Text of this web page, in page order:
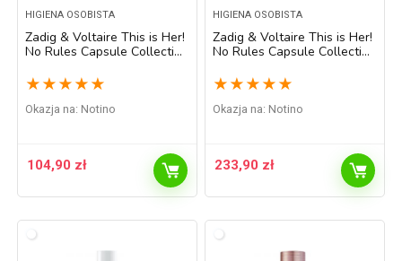
HIGIENA OSOBISTA
Zadig & Voltaire This is Her!
No Rules Capsule Collection
perfumowana dla kobiet 20
ml
★ ★ ★ ★ ★
Okazja na: Notino
104,90 zł
HIGIENA OSOBISTA
Zadig & Voltaire This is Her!
No Rules Capsule Collection
perfumowana dla kobiet 50
ml
★ ★ ★ ★ ★
Okazja na: Notino
233,90 zł